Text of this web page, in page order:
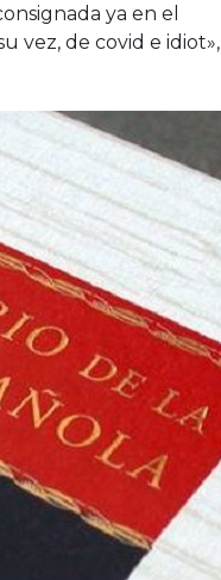
ya en el
vez, de covid e idiot»,